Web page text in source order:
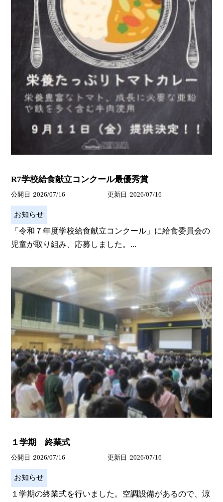
R7学校給食献立コンクール最優秀賞
公開日 2026/07/16 更新日 2026/07/16
お知らせ
「令和７年度学校給食献立コンクール」に給食委員会の
児童が取り組み、応募しました。...
１学期 終業式
公開日 2026/07/16 更新日 2026/07/16
お知らせ
１学期の終業式を行いました。空調設備があるので、涼